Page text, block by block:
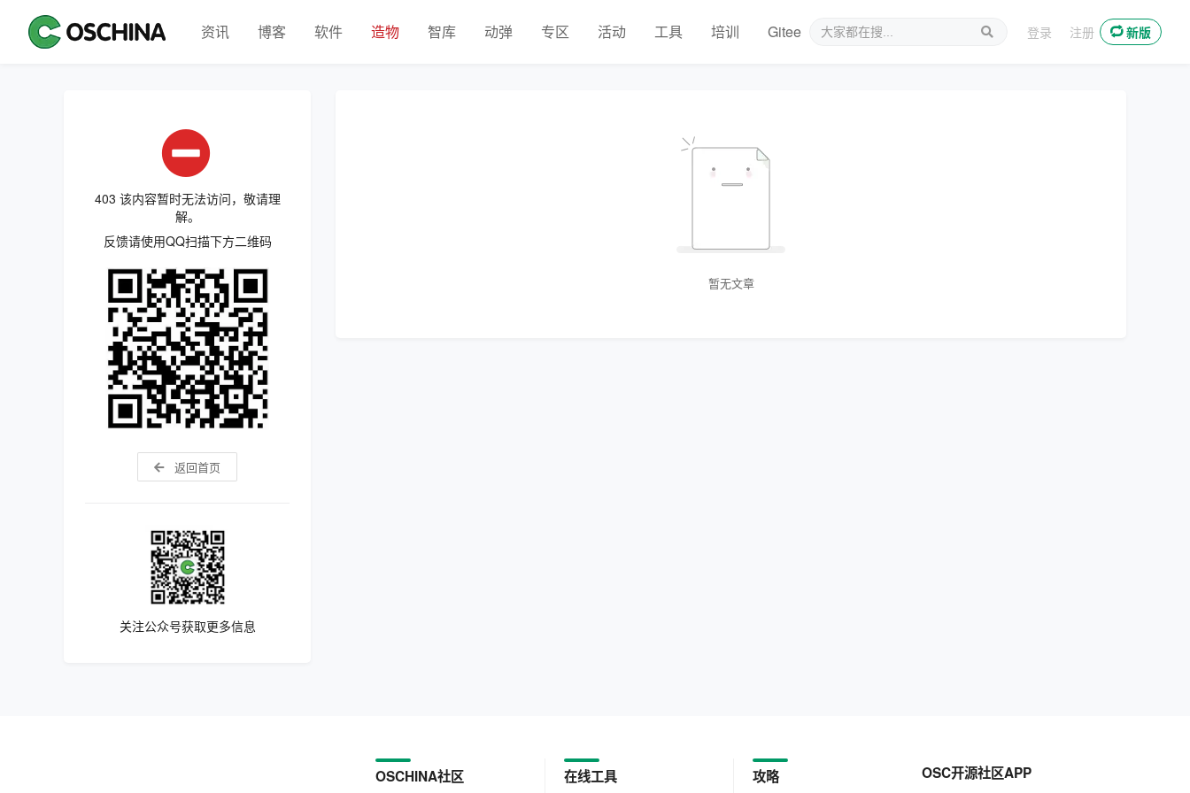
资讯 博客 软件 造物 智库 动弹 专区 活动 工具 培训 Gitee 新媒体 登录 注册 新版
403 该内容暂时无法访问，敬请理
解。
反馈请使用QQ扫描下方二维码
返回首页
关注公众号获取更多信息
暂无文章
OSCHINA社区 在线工具 攻略 OSC开源社区APP